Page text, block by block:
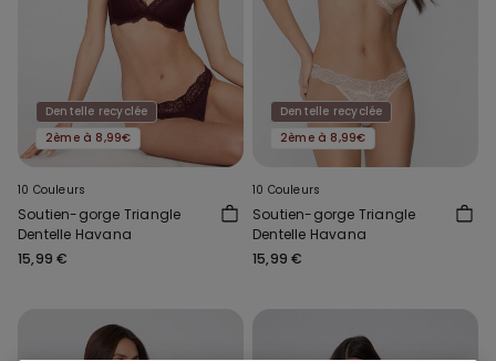
Dentelle recyclée
2ème à 8,99€
10 Couleurs
Soutien-gorge Triangle
Dentelle Havana
15,99 €
Dentelle recyclée
2ème à 8,99€
10 Couleurs
Soutien-gorge Triangle
Dentelle Havana
15,99 €